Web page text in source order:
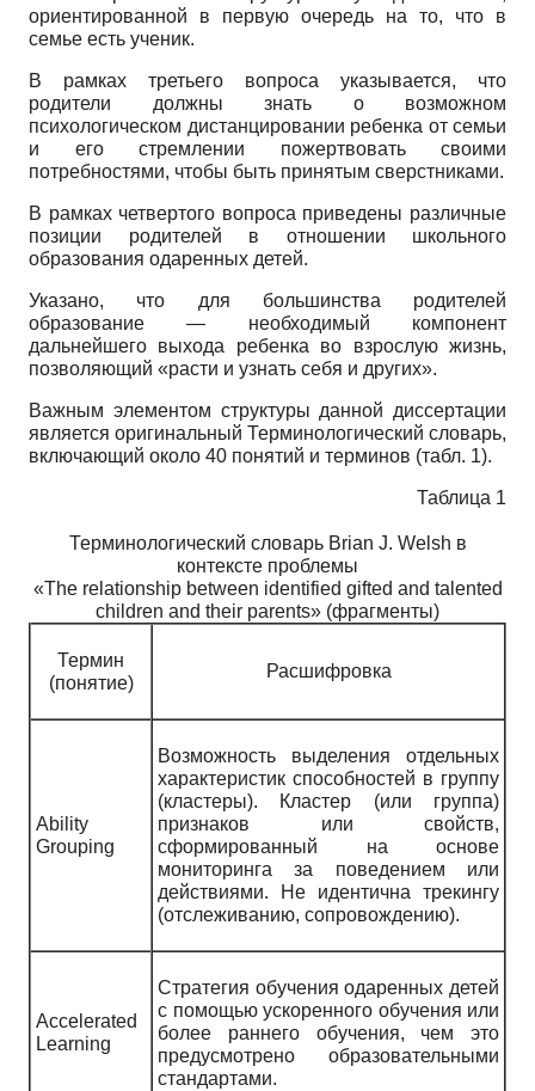
ориентированной в первую очередь на то, что в
семье есть ученик.
В рамках третьего вопроса указывается, что
родители должны знать о возможном
психологическом дистанцировании ребенка от семьи
и его стремлении пожертвовать своими
потребностями, чтобы быть принятым сверстниками.
В рамках четвертого вопроса приведены различные
позиции родителей в отношении школьного
образования одаренных детей.
Указано, что для большинства родителей
образование — необходимый компонент
дальнейшего выхода ребенка во взрослую жизнь,
позволяющий «расти и узнать себя и других».
Важным элементом структуры данной диссертации
является оригинальный Терминологический словарь,
включающий около 40 понятий и терминов (табл. 1).
Таблица 1
Терминологический словарь Brian J. Welsh в
контексте проблемы
«The relationship between identified gifted and talented
children and their parents» (фрагменты)
Термин
(понятие)
Расшифровка
Ability
Grouping
Возможность выделения отдельных
характеристик способностей в группу
(кластеры). Кластер (или группа)
признаков или свойств,
сформированный на основе
мониторинга за поведением или
действиями. Не идентична трекингу
(отслеживанию, сопровождению).
Accelerated
Learning
Стратегия обучения одаренных детей
с помощью ускоренного обучения или
более раннего обучения, чем это
предусмотрено образовательными
стандартами.